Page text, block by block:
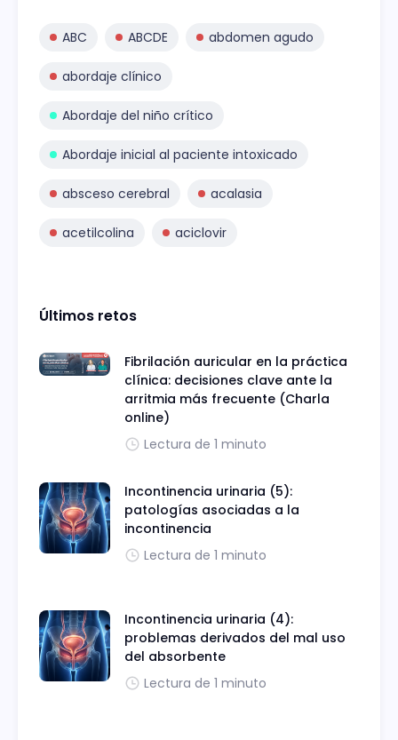
ABC ABCDE abdomen agudo
abordaje clínico
Abordaje del niño crítico
Abordaje inicial al paciente intoxicado
absceso cerebral acalasia
acetilcolina aciclovir
Últimos retos
Fibrilación auricular en la práctica
clínica: decisiones clave ante la
arritmia más frecuente (Charla
online)
Lectura de 1 minuto
Incontinencia urinaria (5):
patologías asociadas a la
incontinencia
Lectura de 1 minuto
Incontinencia urinaria (4):
problemas derivados del mal uso
del absorbente
Lectura de 1 minuto